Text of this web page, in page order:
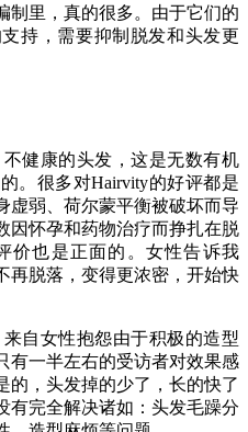
制里，真的很多。由于它们的
持，需要抑制脱发和头发更
健康的头发，这是无数有机
。很多对Hairvity的好评都是
虚弱、荷尔蒙平衡被破坏而导
因怀孕和药物治疗而挣扎在脱
价也是正面的。女性告诉我
再脱落，变得更浓密，开始快
自女性抱怨由于积极的造型
有一半左右的受访者对效果感
的，头发掉的少了，长的快了
有完全解决诸如：头发毛躁分